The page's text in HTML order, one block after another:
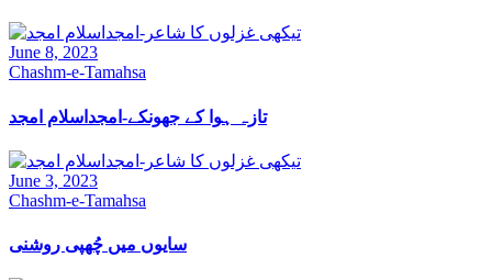
June 8, 2023
Chashm-e-Tamahsa
تازہ ہوا کے جھونکے-امجداسلام امجد
June 3, 2023
Chashm-e-Tamahsa
سایوں میں چُھپی روشنی